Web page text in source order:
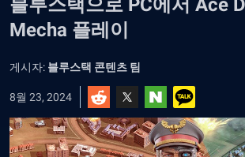
블루스택으로 PC에서 Ace
Mecha 플레이
게시자: 블루스택 콘텐츠 팀
8월 23, 2024